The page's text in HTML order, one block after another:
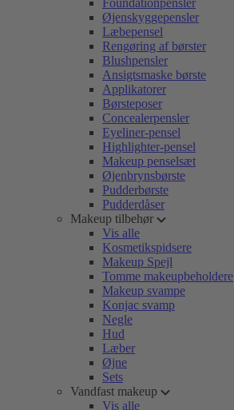
Foundationpensler
Øjenskyggepensler
Læbepensel
Rengøring af børster
Blushpensler
Ansigtsmaske børste
Applikatorer
Børsteposer
Concealerpensler
Eyeliner-pensel
Highlighter-pensel
Makeup penselsæt
Øjenbrynsbørste
Pudderbørste
Pudderdåser
Makeup tilbehør
Vis alle
Kosmetikspidsere
Makeup Spejl
Tomme makeupbeholdere
Makeup svampe
Konjac svamp
Negle
Hud
Læber
Øjne
Sets
Vandfast makeup
Vis alle